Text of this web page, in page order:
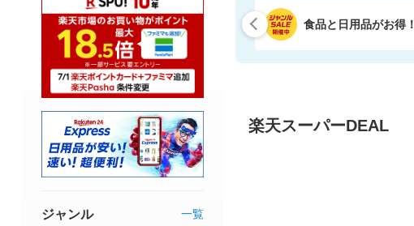
食品と日用品がお得！
楽天スーパーDEAL
ジャンル 一覧